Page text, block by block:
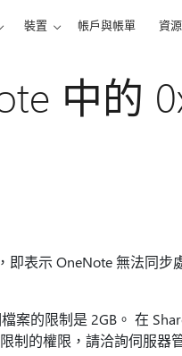
裝置 帳戶與帳單 資源
中的
即表示 OneNote 無法同
案的限制是 2GB。 在
制的權限，請洽詢伺服器